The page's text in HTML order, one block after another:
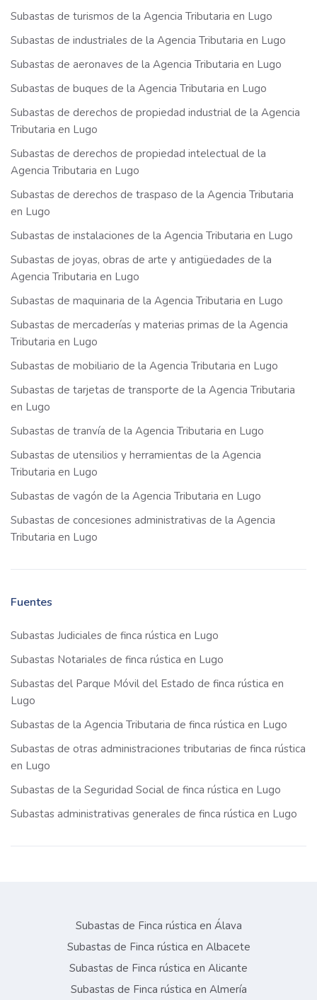
Subastas de turismos de la Agencia Tributaria en Lugo
Subastas de industriales de la Agencia Tributaria en Lugo
Subastas de aeronaves de la Agencia Tributaria en Lugo
Subastas de buques de la Agencia Tributaria en Lugo
Subastas de derechos de propiedad industrial de la Agencia
Tributaria en Lugo
Subastas de derechos de propiedad intelectual de la
Agencia Tributaria en Lugo
Subastas de derechos de traspaso de la Agencia Tributaria
en Lugo
Subastas de instalaciones de la Agencia Tributaria en Lugo
Subastas de joyas, obras de arte y antigüedades de la
Agencia Tributaria en Lugo
Subastas de maquinaria de la Agencia Tributaria en Lugo
Subastas de mercaderías y materias primas de la Agencia
Tributaria en Lugo
Subastas de mobiliario de la Agencia Tributaria en Lugo
Subastas de tarjetas de transporte de la Agencia Tributaria
en Lugo
Subastas de tranvía de la Agencia Tributaria en Lugo
Subastas de utensilios y herramientas de la Agencia
Tributaria en Lugo
Subastas de vagón de la Agencia Tributaria en Lugo
Subastas de concesiones administrativas de la Agencia
Tributaria en Lugo
Fuentes
Subastas Judiciales de finca rústica en Lugo
Subastas Notariales de finca rústica en Lugo
Subastas del Parque Móvil del Estado de finca rústica en
Lugo
Subastas de la Agencia Tributaria de finca rústica en Lugo
Subastas de otras administraciones tributarias de finca rústica
en Lugo
Subastas de la Seguridad Social de finca rústica en Lugo
Subastas administrativas generales de finca rústica en Lugo
Subastas de Finca rústica en Álava
Subastas de Finca rústica en Albacete
Subastas de Finca rústica en Alicante
Subastas de Finca rústica en Almería